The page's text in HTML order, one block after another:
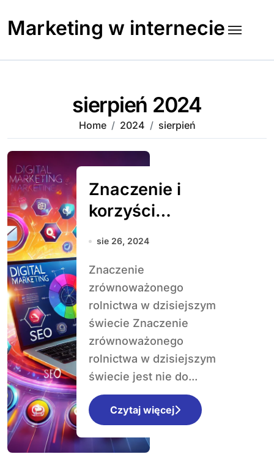
content
Marketing w internecie
sierpień 2024
Home 2024 sierpień
Znaczenie i
korzyści
zrównoważonego
dzisiejszym
świecie
sie 26, 2024
Znaczenie
zrównoważonego
rolnictwa w dzisiejszym
świecie Znaczenie
zrównoważonego
rolnictwa w dzisiejszym
świecie jest nie do...
Czytaj więcej